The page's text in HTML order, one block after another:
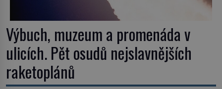
Výbuch, muzeum a promenáda v
ulicích. Pět osudů nejslavnějších
raketoplánů